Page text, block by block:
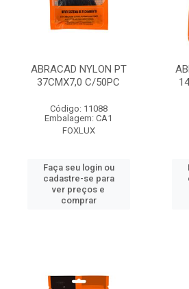
ABRACAD NYLON PT
37CMX7,0 C/50PC
Código: 11088
Embalagem: CA1
FOXLUX
Faça seu login ou
cadastre-se para
ver preços e
comprar